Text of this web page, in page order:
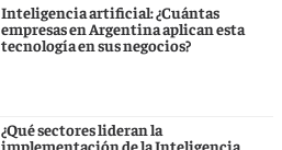
Inteligencia artificial: ¿Cuántas
empresas en Argentina aplican esta
tecnología en sus negocios?
¿Qué sectores lideran la
implementación de la Inteligencia